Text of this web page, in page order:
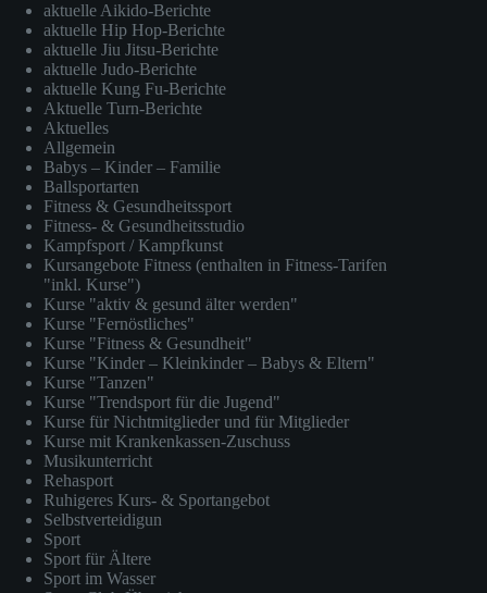
aktuelle Aikido-Berichte
aktuelle Hip Hop-Berichte
aktuelle Jiu Jitsu-Berichte
aktuelle Judo-Berichte
aktuelle Kung Fu-Berichte
Aktuelle Turn-Berichte
Aktuelles
Allgemein
Babys – Kinder – Familie
Ballsportarten
Fitness & Gesundheitssport
Fitness- & Gesundheitsstudio
Kampfsport / Kampfkunst
Kursangebote Fitness (enthalten in Fitness-Tarifen
"inkl. Kurse")
Kurse "aktiv & gesund älter werden"
Kurse "Fernöstliches"
Kurse "Fitness & Gesundheit"
Kurse "Kinder – Kleinkinder – Babys & Eltern"
Kurse "Tanzen"
Kurse "Trendsport für die Jugend"
Kurse für Nichtmitglieder und für Mitglieder
Kurse mit Krankenkassen-Zuschuss
Musikunterricht
Rehasport
Ruhigeres Kurs- & Sportangebot
Selbstverteidigun
Sport
Sport für Ältere
Sport im Wasser